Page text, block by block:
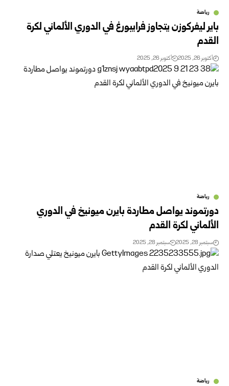
رياضة
باير ليفركوزن يتجاوز فرايبورغ في الدوري الألماني لكرة
القدم
أكتوبر 26, 2025 أكتوبر 26, 2025
رياضة
دورتموند يواصل مطاردة بايرن ميونيخ في الدوري
الألماني لكرة القدم
سبتمبر 28, 2025 سبتمبر 28, 2025
رياضة